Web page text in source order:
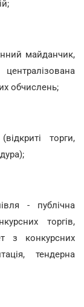
майданчик,
обчислень;
(відкриті торги,
- публічна
торгів,
з конкурсних
тендерна